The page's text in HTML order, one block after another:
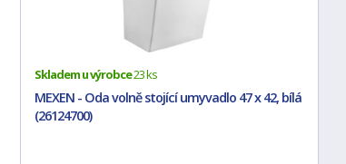
Skladem u výrobce23 ks
MEXEN - Oda volně stojící umyvadlo 47 x 42, bílá
(26124700)